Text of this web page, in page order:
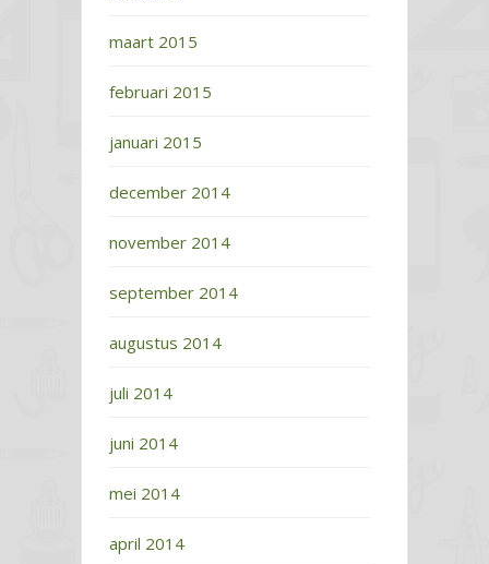
maart 2015
februari 2015
januari 2015
december 2014
november 2014
september 2014
augustus 2014
juli 2014
juni 2014
mei 2014
april 2014